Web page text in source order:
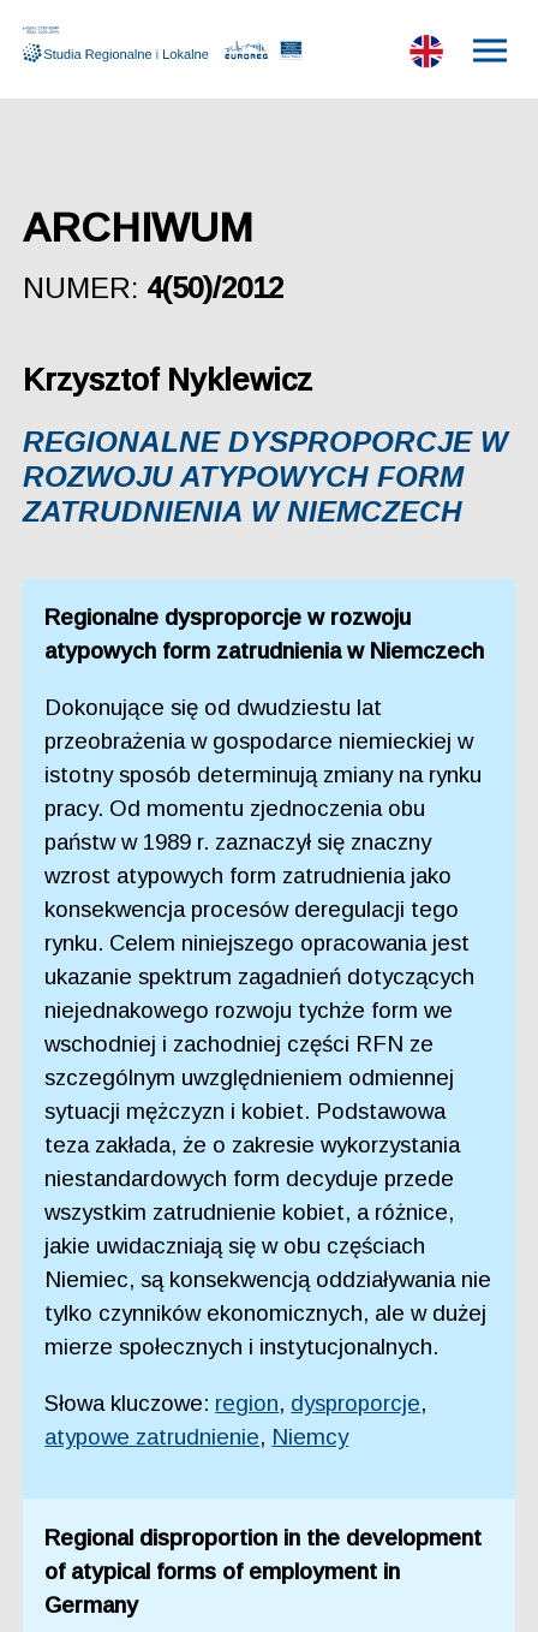
ARCHIWUM
NUMER: 4(50)/2012
Krzysztof Nyklewicz
REGIONALNE DYSPROPORCJE W
ROZWOJU ATYPOWYCH FORM
ZATRUDNIENIA W NIEMCZECH
Regionalne dysproporcje w rozwoju
atypowych form zatrudnienia w Niemczech
Dokonujące się od dwudziestu lat
przeobrażenia w gospodarce niemieckiej w
istotny sposób determinują zmiany na rynku
pracy. Od momentu zjednoczenia obu
państw w 1989 r. zaznaczył się znaczny
wzrost atypowych form zatrudnienia jako
konsekwencja procesów deregulacji tego
rynku. Celem niniejszego opracowania jest
ukazanie spektrum zagadnień dotyczących
niejednakowego rozwoju tychże form we
wschodniej i zachodniej części RFN ze
szczególnym uwzględnieniem odmiennej
sytuacji mężczyzn i kobiet. Podstawowa
teza zakłada, że o zakresie wykorzystania
niestandardowych form decyduje przede
wszystkim zatrudnienie kobiet, a różnice,
jakie uwidaczniają się w obu częściach
Niemiec, są konsekwencją oddziaływania nie
tylko czynników ekonomicznych, ale w dużej
mierze społecznych i instytucjonalnych.
Słowa kluczowe: region, dysproporcje,
atypowe zatrudnienie, Niemcy
Regional disproportion in the development
of atypical forms of employment in
Germany